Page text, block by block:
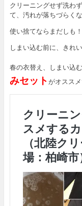
クリーニングせず洗わ
て、汚れが落ちづらく
使い捨てならまだしも！
しまい込む前に、きれ
春の衣替え、しまい込む
みセットがオススメ